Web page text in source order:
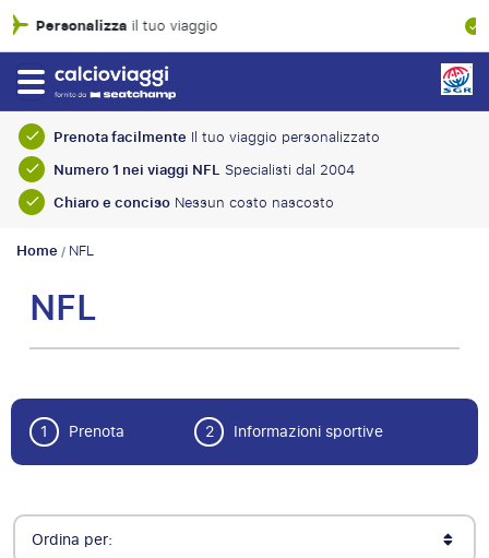
Garanzia finanziaria al 100%
Prenota facilmente Il tuo viaggio personalizzato
Numero 1 nei viaggi NFL Specialisti dal 2004
Chiaro e concisoNessun costo nascosto
Home/NFL
NFL
1 Prenota 2 Informazioni sportive
Ordina per: